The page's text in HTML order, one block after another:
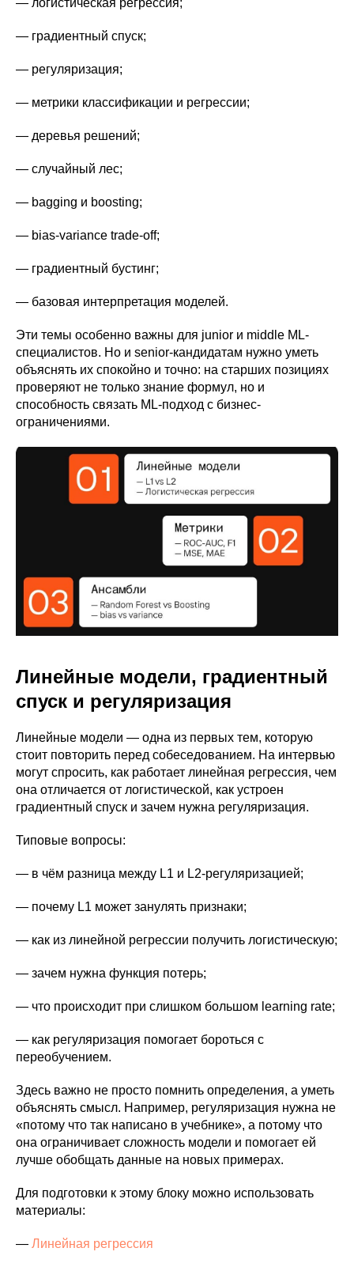
— логистическая регрессия;
— градиентный спуск;
— регуляризация;
— метрики классификации и регрессии;
— деревья решений;
— случайный лес;
— bagging и boosting;
— bias-variance trade-off;
— градиентный бустинг;
— базовая интерпретация моделей.
Эти темы особенно важны для junior и middle ML-
специалистов. Но и senior-кандидатам нужно уметь
объяснять их спокойно и точно: на старших позициях
проверяют не только знание формул, но и
способность связать ML-подход с бизнес-
ограничениями.
Линейные модели, градиентный
спуск и регуляризация
Линейные модели — одна из первых тем, которую
стоит повторить перед собеседованием. На интервью
могут спросить, как работает линейная регрессия, чем
она отличается от логистической, как устроен
градиентный спуск и зачем нужна регуляризация.
Типовые вопросы:
— в чём разница между L1 и L2-регуляризацией;
— почему L1 может занулять признаки;
— как из линейной регрессии получить логистическую;
— зачем нужна функция потерь;
— что происходит при слишком большом learning rate;
— как регуляризация помогает бороться с
переобучением.
Здесь важно не просто помнить определения, а уметь
объяснять смысл. Например, регуляризация нужна не
«потому что так написано в учебнике», а потому что
она ограничивает сложность модели и помогает ей
лучше обобщать данные на новых примерах.
Для подготовки к этому блоку можно использовать
материалы:
— Линейная регрессия